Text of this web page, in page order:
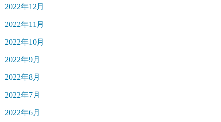
2022年12月
2022年11月
2022年10月
2022年9月
2022年8月
2022年7月
2022年6月